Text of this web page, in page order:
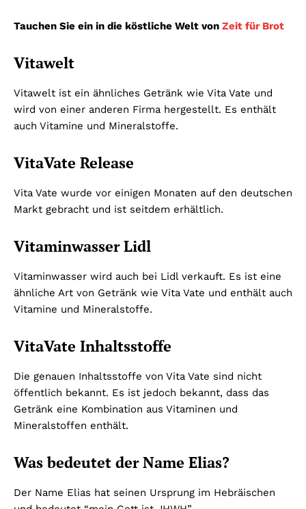
Tauchen Sie ein in die köstliche Welt von Zeit für Brot
Vitawelt
Vitawelt ist ein ähnliches Getränk wie Vita Vate und
wird von einer anderen Firma hergestellt. Es enthält
auch Vitamine und Mineralstoffe.
VitaVate Release
Vita Vate wurde vor einigen Monaten auf den deutschen
Markt gebracht und ist seitdem erhältlich.
Vitaminwasser Lidl
Vitaminwasser wird auch bei Lidl verkauft. Es ist eine
ähnliche Art von Getränk wie Vita Vate und enthält auch
Vitamine und Mineralstoffe.
VitaVate Inhaltsstoffe
Die genauen Inhaltsstoffe von Vita Vate sind nicht
öffentlich bekannt. Es ist jedoch bekannt, dass das
Getränk eine Kombination aus Vitaminen und
Mineralstoffen enthält.
Was bedeutet der Name Elias?
Der Name Elias hat seinen Ursprung im Hebräischen